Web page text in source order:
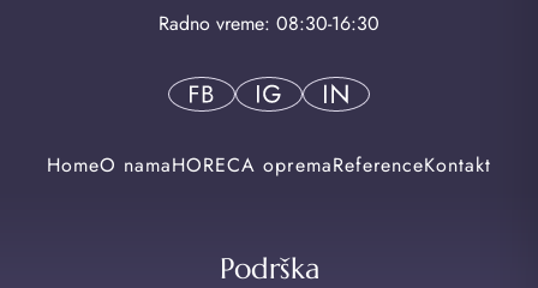
Radno vreme: 08:30-16:30
HomeO namaHORECA opremaReferenceKontakt
Podrška